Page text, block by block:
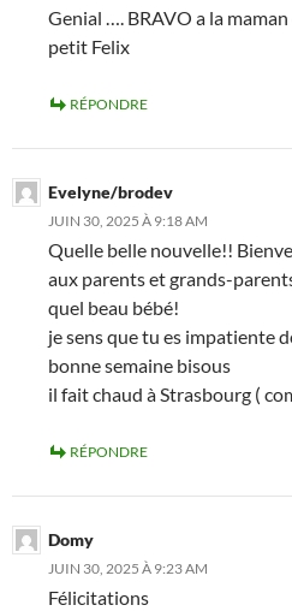
Genial …. BRAVO a la
petit Felix
RÉPONDRE
Evelyne/brodev
JUIN 30, 2025 À 9:18 AM
Quelle belle nouvelle!!
aux parents et grands-
quel beau bébé!
je sens que tu es impatiente
bonne semaine bisous
il fait chaud à Strasbourg (
RÉPONDRE
Domy
JUIN 30, 2025 À 9:23 AM
Félicitations